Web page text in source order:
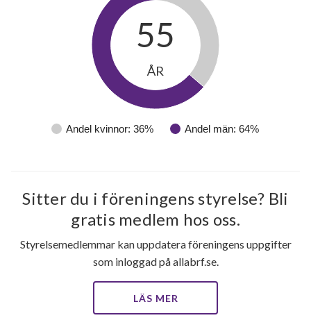
70
Andel kvinnor: 36% Andel män: 64%
55
ÅR
Sitter du i föreningens styrelse? Bli
gratis medlem hos oss.
Styrelsemedlemmar kan uppdatera föreningens uppgifter
som inloggad på allabrf.se.
LÄS MER